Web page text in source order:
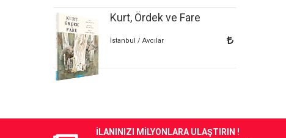
Kurt, Ördek ve Fare
İstanbul / Avcılar
İLANINIZI MİLYONLARA ULAŞTIRIN !